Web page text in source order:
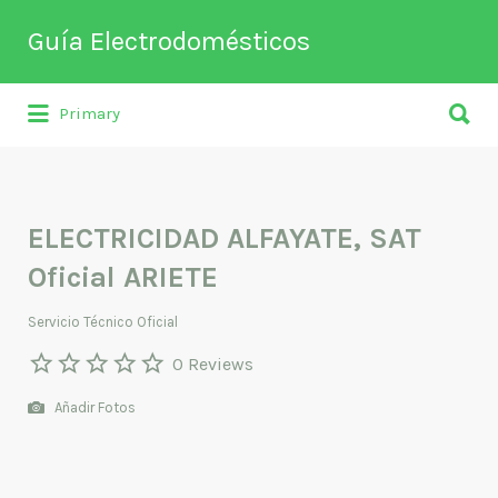
Guía Electrodomésticos
Directorio de empresas relacionadas
Buscar
por:
Primary
por:
ELECTRICIDAD ALFAYATE, SAT
Oficial ARIETE
Servicio Técnico Oficial
0 Reviews
Añadir Fotos